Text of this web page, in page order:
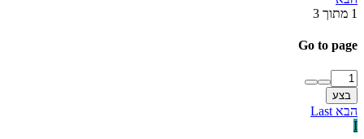
1 מתוך 3
Go to page
בצע
הבא Last
I